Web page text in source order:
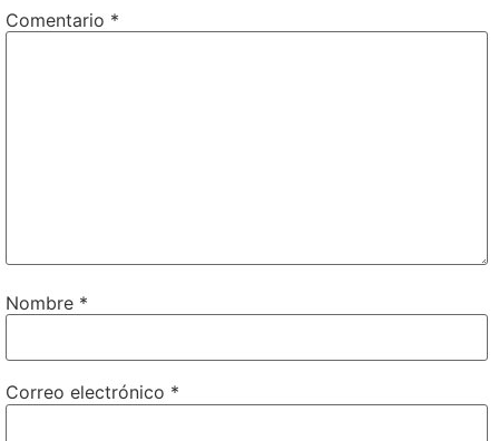
Comentario *
Nombre *
Correo electrónico *